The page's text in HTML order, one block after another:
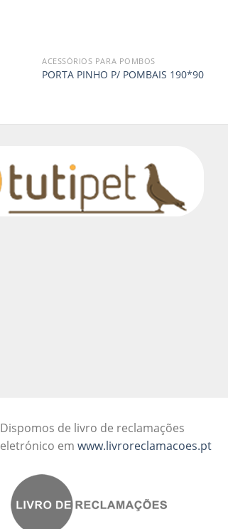
ACESSÓRIOS PARA POMBOS
PORTA PINHO P/ POMBAIS 190*90
Dispomos de livro de reclamações
eletrónico em www.livroreclamacoes.pt